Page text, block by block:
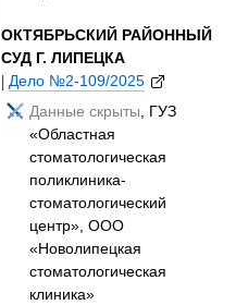
ОКТЯБРЬСКИЙ РАЙОННЫЙ
СУД Г. ЛИПЕЦКА
| Дело №2-109/2025
Данные скрыты , ГУЗ
«Областная
стоматологическая
поликлиника-
стоматологический
центр», ООО
«Новолипецкая
стоматологическая
клиника»